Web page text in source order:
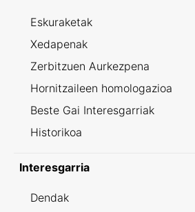
Eskuraketak
Xedapenak
Zerbitzuen Aurkezpena
Hornitzaileen homologazioa
Beste Gai Interesgarriak
Historikoa
Interesgarria
Dendak